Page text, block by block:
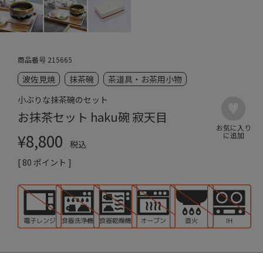
商品番号 215665
波佐見焼 抹茶碗
茶道具・お茶用小物
小ぶりな抹茶碗のセット
お抹茶セット haku碗 寂天目
¥8,800
税込
[ 80 ポイント ]